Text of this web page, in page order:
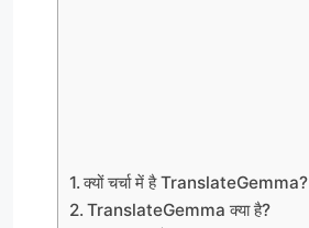
क्यों चर्चा में है TranslateGemma?
TranslateGemma क्या है?